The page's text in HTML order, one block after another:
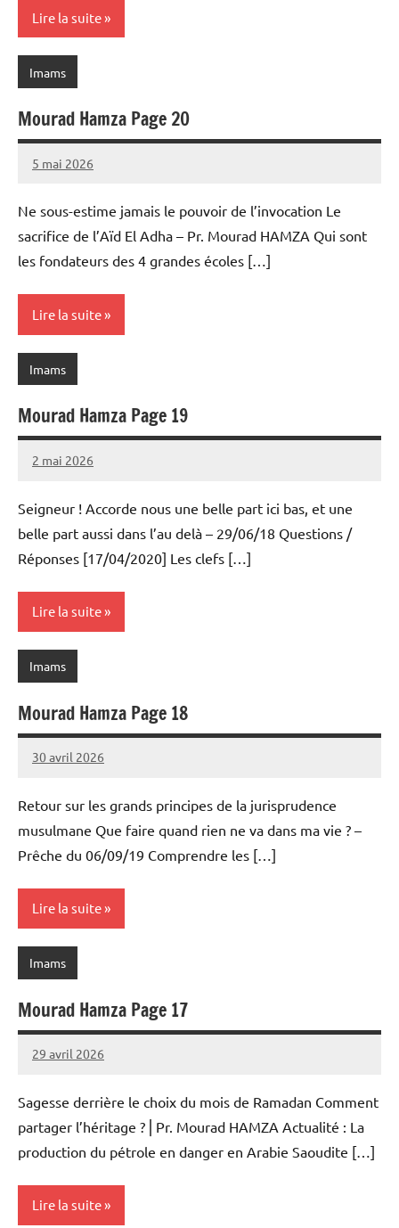
Lire la suite
Imams
Mourad Hamza Page 20
5 mai 2026
prieres
Ne sous-estime jamais le pouvoir de l’invocation Le
sacrifice de l’Aïd El Adha – Pr. Mourad HAMZA Qui sont
les fondateurs des 4 grandes écoles […]
Lire la suite
Imams
Mourad Hamza Page 19
2 mai 2026
prieres
Seigneur ! Accorde nous une belle part ici bas, et une
belle part aussi dans l’au delà – 29/06/18 Questions /
Réponses [17/04/2020] Les clefs […]
Lire la suite
Imams
Mourad Hamza Page 18
30 avril 2026
prieres
Retour sur les grands principes de la jurisprudence
musulmane Que faire quand rien ne va dans ma vie ? –
Prêche du 06/09/19 Comprendre les […]
Lire la suite
Imams
Mourad Hamza Page 17
29 avril 2026
prieres
Sagesse derrière le choix du mois de Ramadan Comment
partager l’héritage ?⎪Pr. Mourad HAMZA Actualité : La
production du pétrole en danger en Arabie Saoudite […]
Lire la suite